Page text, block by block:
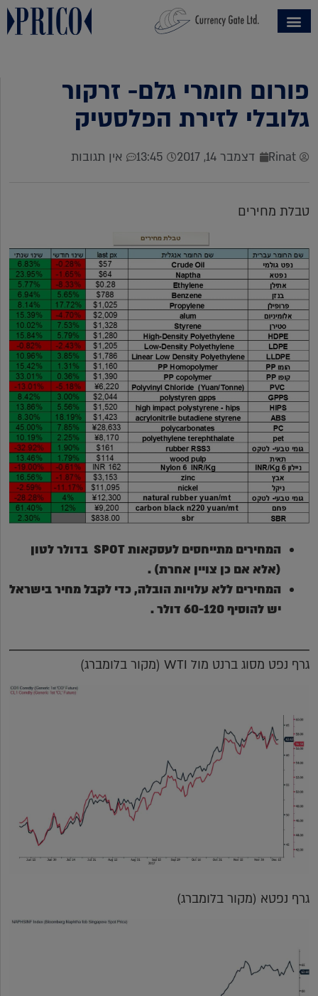
פורום חומרי גלם- זרקור
גלובלי לזירת הפלסטיק
Rinat דצמבר 14, 2017 13:45 אין תגובות
טבלת מחירים
המחירים מתייחסים לעסקאותSPOT בדולר לטון
(אלא אם כן צויין אחרת) .
המחירים ללא עלויות הובלה, כדי לקבל מחיר בישראל
יש להוסיף 60-120 דולר
.
גרף נפט מסוג ברנט מול WTI (מקור בלומברג)
גרף נפטא (מקור בלומברג)